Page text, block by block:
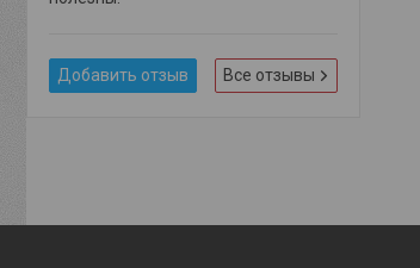
Добавить отзыв Все отзывы